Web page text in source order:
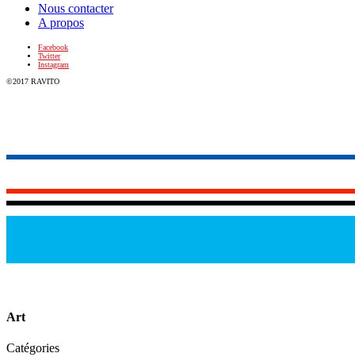
Nous contacter
A propos
Facebook
Twitter
Instagram
©2017 RAVITO
Art
Catégories